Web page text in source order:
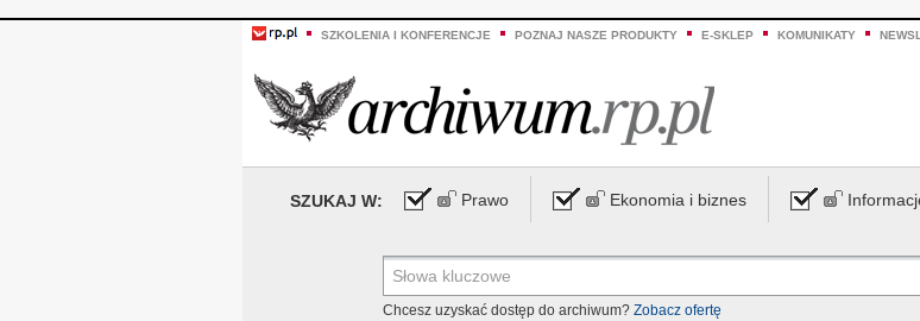
SZKOLENIA I KONFERENCJE POZNAJ NASZE PRODUKTY E-SKLEP KOMUNIKATY
SZUKAJ W: Prawo Ekonomia i biznes
Chcesz uzyskać dostęp do archiwum? Zobacz ofertę